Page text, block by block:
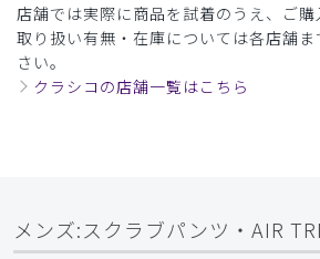
ご購入者様
サイズ交換して頂きました。
店舗では実際に商品を試着のうえ、ご購
取り扱い有無・在庫については各店舗
さい。
クラシコの店舗一覧はこちら
メンズ:スクラブパンツ・AIR